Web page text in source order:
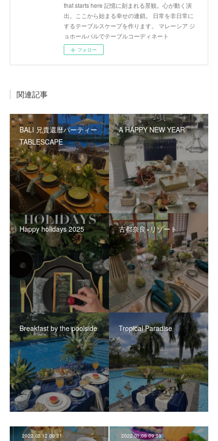
that starts here 記憶に刻まれる景観。心が動く演
出。ここから始まる幸せの連鎖。 日常を非日常に
するテーブルスケープを作ります。 マレーシア ジ
ョホールバルでテーブルコーディネート
フォロー
関連記事
BALI 兄貴還暦パーティー
TABLESCAPE
A HAPPY NEW YEAR
Happy holidays 2025 古都奈良×リゾート
Breakfast by the poolside Tropical Paradise
2022.02.12 09:21 2022.01.06 09:59